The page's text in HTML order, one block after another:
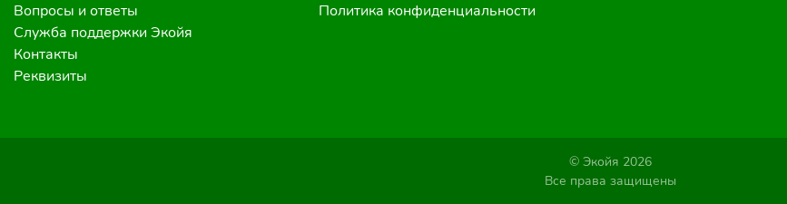
Вопросы и ответы
Служба поддержки Экойя
Контакты
Реквизиты
Политика конфиденциальности
© Экойя 2026
Все права защищены